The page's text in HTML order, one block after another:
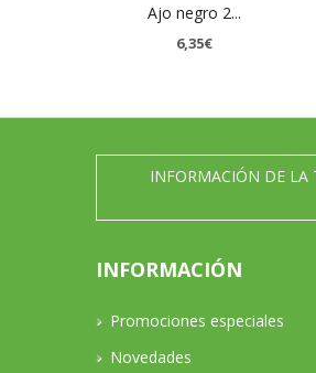
Ajo negro 2...
6,35€
INFORMACIÓN DE LA
INFORMACIÓN
Promociones especiales
Novedades